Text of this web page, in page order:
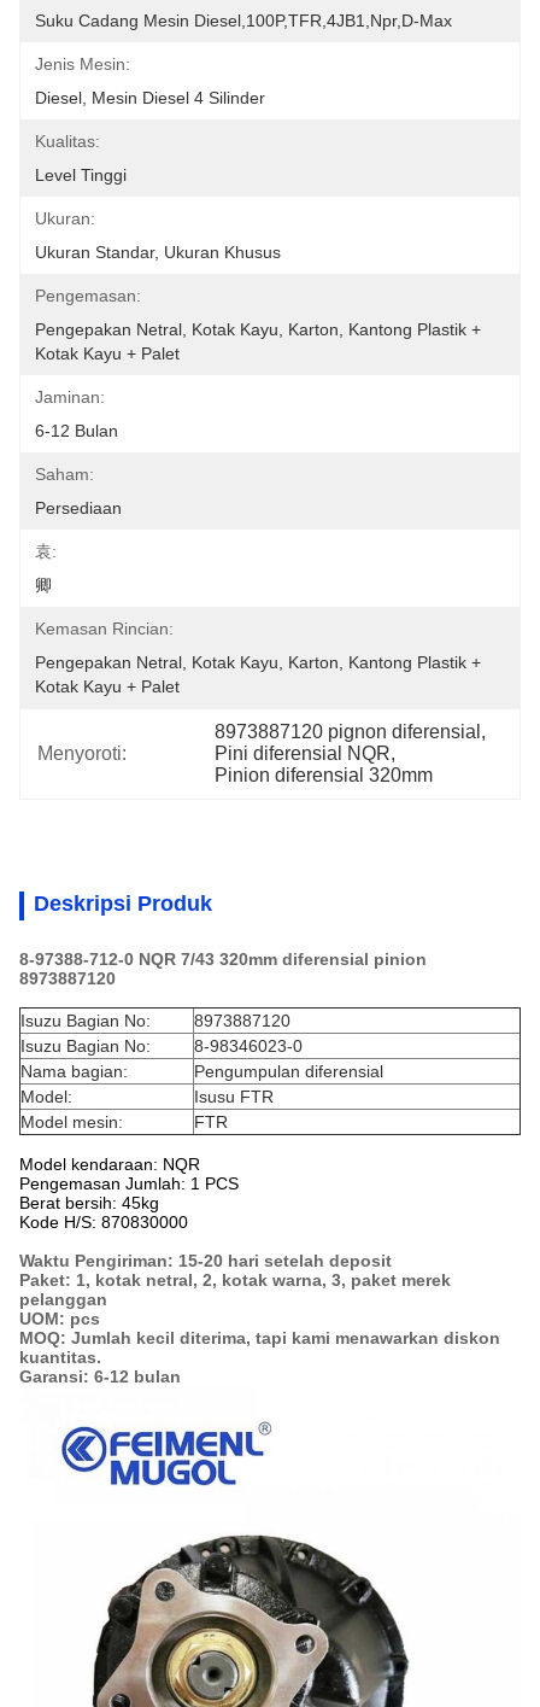
Suku Cadang Mesin Diesel,100P,TFR,4JB1,npr,d-Max
Jenis Mesin:
Diesel, Mesin Diesel 4 Silinder
Kualitas:
Level Tinggi
Ukuran:
Ukuran Standar, Ukuran Khusus
Pengemasan:
Pengepakan Netral, Kotak Kayu, Karton, Kantong Plastik +
Kotak Kayu + Palet
Jaminan:
6-12 Bulan
Saham:
Persediaan
袁:
卿
Kemasan Rincian:
Pengepakan Netral, Kotak Kayu, Karton, Kantong Plastik +
Kotak Kayu + Palet
Menyoroti:
8973887120 pignon diferensial ,
Pini diferensial NQR,
Pinion diferensial 320mm
Deskripsi Produk
8-97388-712-0 NQR 7/43 320mm diferensial pinion
8973887120
Isuzu Bagian No:
8973887120
Isuzu Bagian No:
8-98346023-0
Nama bagian:
Pengumpulan diferensial
Model:
Isusu FTR
Model mesin:
FTR
Model kendaraan: NQR
Pengemasan Jumlah: 1 PCS
Berat bersih: 45kg
Kode H/S: 870830000
Waktu Pengiriman: 15-20 hari setelah deposit
Paket: 1, kotak netral, 2, kotak warna, 3, paket merek
pelanggan
UOM: pcs
MOQ: Jumlah kecil diterima, tapi kami menawarkan diskon
kuantitas.
Garansi: 6-12 bulan